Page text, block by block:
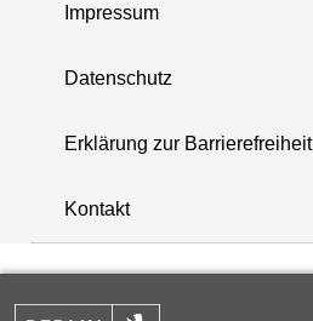
+
−
Impressum
Datenschutz
Erklärung zur Barrierefreiheit
Kontakt